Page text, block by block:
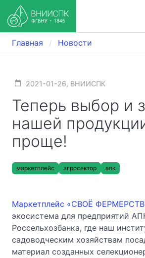
Главная Новости
2021-01-26, ВНИИСПК
Теперь выбор и
нашей
проще!
маркетплейс агросектор апк
Маркетплейс «СВОЁ
экосистема для предприятий
Россельхозбанка, где наш
садоводческим хозяйствам
материал созданных